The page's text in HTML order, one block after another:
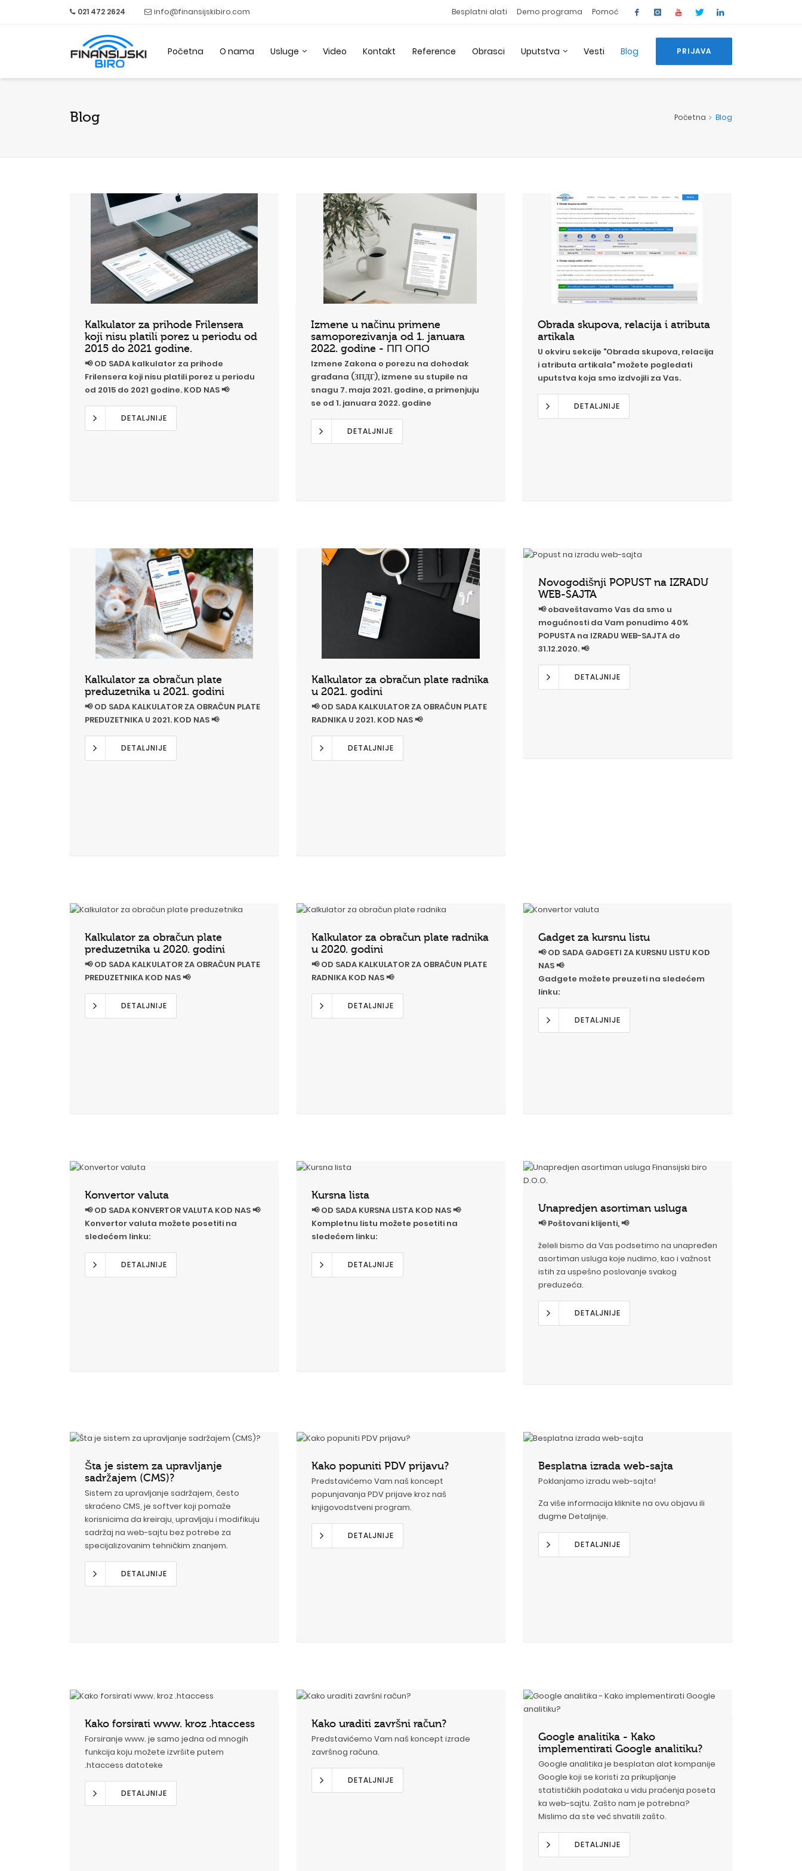
021 472 2624 info@finansijskibiro.com Besplatni alati Demo programa Pomoć
Početna O nama Usluge Video Kontakt Reference Obrasci Uputstva Vesti Blog PRIJAVA
Blog Početna Blog
Kalkulator za prihode Frilensera
koji nisu platili porez u periodu od
2015 do 2021 godine.
📢 OD SADA kalkulator za prihode
Frilensera koji nisu platili porez u periodu
od 2015 do 2021 godine. KOD NAS 📢
DETALJNIJE
Izmene u načinu primene
samoporezivanja od 1. januara
2022. godine - ПП ОПО
Izmene Zakona o porezu na dohodak
građana (ЗПДГ), izmene su stupile na
snagu 7. maja 2021. godine, a primenjuju
se od 1. januara 2022. godine
DETALJNIJE
Obrada skupova, relacija i atributa
artikala
U okviru sekcije "Obrada skupova, relacija
i atributa artikala" možete pogledati
uputstva koja smo izdvojili za Vas.
DETALJNIJE
Kalkulator za obračun plate
preduzetnika u 2021. godini
📢 OD SADA KALKULATOR ZA OBRAČUN PLATE
PREDUZETNIKA U 2021. KOD NAS 📢
DETALJNIJE
Kalkulator za obračun plate radnika
u 2021. godini
📢 OD SADA KALKULATOR ZA OBRAČUN PLATE
RADNIKA U 2021. KOD NAS 📢
DETALJNIJE
Novogodišnji POPUST na IZRADU
WEB-SAJTA
📢 obaveštavamo Vas da smo u
mogućnosti da Vam ponudimo 40%
POPUSTA na IZRADU WEB-SAJTA do
31.12.2020. 📢
DETALJNIJE
Kalkulator za obračun plate
preduzetnika u 2020. godini
📢 OD SADA KALKULATOR ZA OBRAČUN PLATE
PREDUZETNIKA KOD NAS 📢
DETALJNIJE
Kalkulator za obračun plate radnika
u 2020. godini
📢 OD SADA KALKULATOR ZA OBRAČUN PLATE
RADNIKA KOD NAS 📢
DETALJNIJE
Gadget za kursnu listu
📢 OD SADA GADGETI ZA KURSNU LISTU KOD
NAS 📢
Gadgete možete preuzeti na sledećem
linku:
DETALJNIJE
Konvertor valuta
📢 OD SADA KONVERTOR VALUTA KOD NAS 📢
Konvertor valuta možete posetiti na
sledećem linku:
DETALJNIJE
Kursna lista
📢 OD SADA KURSNA LISTA KOD NAS 📢
Kompletnu listu možete posetiti na
sledećem linku:
DETALJNIJE
Unapredjen asortiman usluga
📢 Poštovani klijenti, 📢
želeli bismo da Vas podsetimo na unapređen
asortiman usluga koje nudimo, kao i važnost
istih za uspešno poslovanje svakog
preduzeća.
DETALJNIJE
Šta je sistem za upravljanje
sadržajem (CMS)?
Sistem za upravljanje sadržajem, često
skraćeno CMS, je softver koji pomaže
korisnicima da kreiraju, upravljaju i modifikuju
sadržaj na web-sajtu bez potrebe za
specijalizovanim tehničkim znanjem.
DETALJNIJE
Kako popuniti PDV prijavu?
Predstavićemo Vam naš koncept
popunjavanja PDV prijave kroz naš
knjigovodstveni program.
DETALJNIJE
Besplatna izrada web-sajta
Poklanjamo izradu web-sajta!
Za više informacija kliknite na ovu objavu ili
dugme Detaljnije.
DETALJNIJE
Kako forsirati www. kroz .htaccess
Forsiranje www. je samo jedna od mnogih
funkcija koju možete izvršite putem
.htaccess datoteke
DETALJNIJE
Kako uraditi završni račun?
Predstavićemo Vam naš koncept izrade
završnog računa.
DETALJNIJE
Google analitika - Kako
implementirati Google analitiku?
Google analitika je besplatan alat kompanije
Google koji se koristi za prikupljanje
statističkih podataka u vidu praćenja poseta
ka web-sajtu. Zašto nam je potrebna?
Mislimo da ste već shvatili zašto.
DETALJNIJE